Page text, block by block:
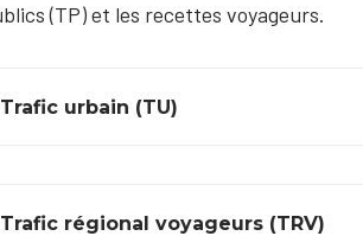
(TP) et les recettes voyageurs.
Trafic urbain (TU)
Trafic régional voyageurs (TRV)